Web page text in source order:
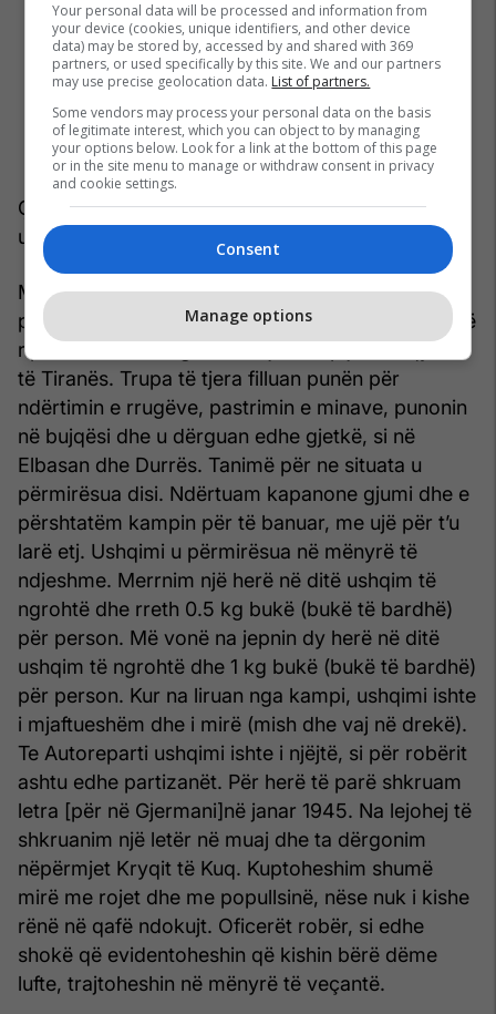
Çka përmendëm më sipër, privimet nga lufta,
ushqimi, malaria etj. ishin shkaqet e vdekjeve.
Më në fund pamë pak dritë në këtë errësirë. Na
përfshinë në rindërtim dhe dëmet e luftës filluan të
riparohen. Na dërguan në një kamp jashtë qytetit
të Tiranës. Trupa të tjera filluan punën për
ndërtimin e rrugëve, pastrimin e minave, punonin
në bujqësi dhe u dërguan edhe gjetkë, si në
Elbasan dhe Durrës. Tanimë për ne situata u
përmirësua disi. Ndërtuam kapanone gjumi dhe e
përshtatëm kampin për të banuar, me ujë për t’u
larë etj. Ushqimi u përmirësua në mënyrë të
ndjeshme. Merrnim një herë në ditë ushqim të
ngrohtë dhe rreth 0.5 kg bukë (bukë të bardhë)
për person. Më vonë na jepnin dy herë në ditë
ushqim të ngrohtë dhe 1 kg bukë (bukë të bardhë)
për person. Kur na liruan nga kampi, ushqimi ishte
i mjaftueshëm dhe i mirë (mish dhe vaj në drekë).
Te Autoreparti ushqimi ishte i njëjtë, si për robërit
ashtu edhe partizanët. Për herë të parë shkruam
letra [për në Gjermani]në janar 1945. Na lejohej të
shkruanim një letër në muaj dhe ta dërgonim
nëpërmjet Kryqit të Kuq. Kuptoheshim shumë
mirë me rojet dhe me popullsinë, nëse nuk i kishe
rënë në qafë ndokujt. Oficerët robër, si edhe
shokë që evidentoheshin që kishin bërë dëme
lufte, trajtoheshin në mënyrë të veçantë.
Your personal data will be processed and information from
your device (cookies, unique identifiers, and other device
data) may be stored by, accessed by and shared with 369
partners, or used specifically by this site. We and our partners
may use precise geolocation data. List of partners.
Some vendors may process your personal data on the basis
of legitimate interest, which you can object to by managing
your options below. Look for a link at the bottom of this page
or in the site menu to manage or withdraw consent in privacy
and cookie settings.
Consent
Manage options